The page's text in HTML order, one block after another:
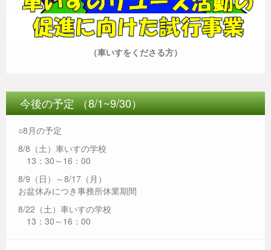
（車いすをくださる方）
今後の予定 （8/1~9/30）
○8月の予定
8/8（土）車いすの学校
13：30～16：00
8/9（日）～8/17（月）
お盆休みにつき事務所休業期間
8/22（土）車いすの学校
13：30～16：00